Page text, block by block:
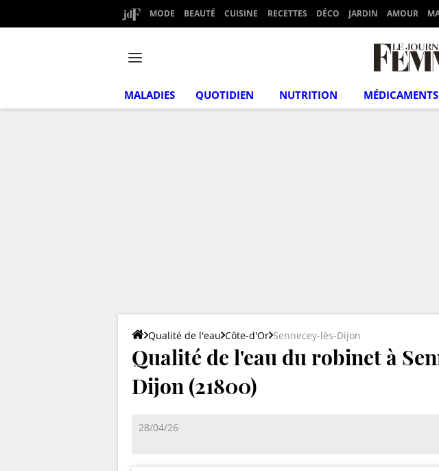
MODE BEAUTÉ CUISINE RECETTES DÉCO JARDIN AMOUR
MALADIES QUOTIDIEN NUTRITION MÉDICAMENTS
Qualité de l'eau Côte-d'Or Sennecey-lès-Dijon
Qualité de l'eau du robinet à
Dijon (21800)
28/04/26